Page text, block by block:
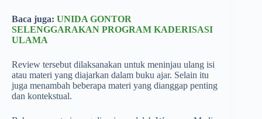
Baca juga: UNIDA GONTOR
SELENGGARAKAN PROGRAM KADERISASI
ULAMA
Review tersebut dilaksanakan untuk meninjau ulang isi
atau materi yang diajarkan dalam buku ajar. Selain itu
juga menambah beberapa materi yang dianggap penting
dan kontekstual.